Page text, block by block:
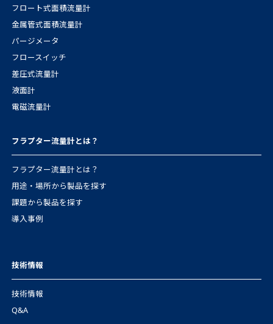
フロート式面積流量計
金属管式面積流量計
パージメータ
フロースイッチ
差圧式流量計
液面計
電磁流量計
フラプター流量計とは？
フラプター流量計とは？
用途・場所から製品を探す
課題から製品を探す
導入事例
技術情報
技術情報
Q&A